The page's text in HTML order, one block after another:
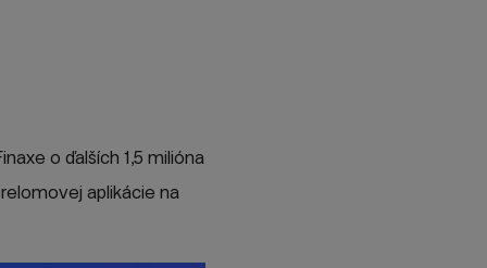
o ďalších 1,5 milióna
aplikácie na